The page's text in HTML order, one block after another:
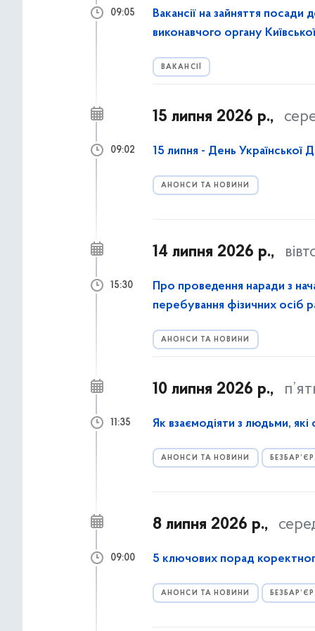
Вакансії на зайняття посади
виконавчого органу
ВАКАНСІЇ
09:05
15 липня 2026 р.,
15 липня - День Української
АНОНСИ ТА НОВИНИ
09:02
14 липня 2026 р.,
Про проведення наради з
перебування фізичних осіб
АНОНСИ ТА НОВИНИ
15:30
10 липня 2026 р.,
Як взаємодіяти з людьми,
АНОНСИ ТА НОВИНИ
11:35
8 липня 2026 р.,
5 ключових порад
АНОНСИ ТА НОВИНИ
09:00